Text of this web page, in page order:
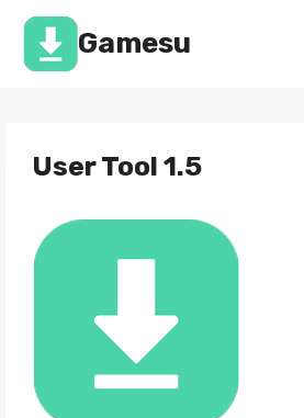
Перейти
содержимомуGamesu
User Tool 1.5